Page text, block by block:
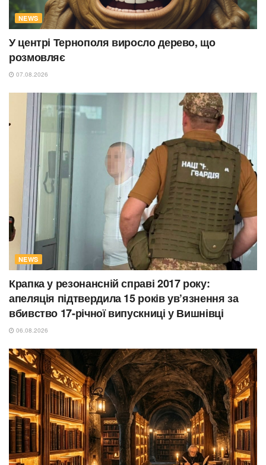
NEWS
У центрі Тернополя виросло дерево, що
розмовляє
07.08.2026
NEWS
Крапка у резонансній справі 2017 року:
апеляція підтвердила 15 років ув’язнення за
вбивство 17-річної випускниці у Вишнівці
06.08.2026